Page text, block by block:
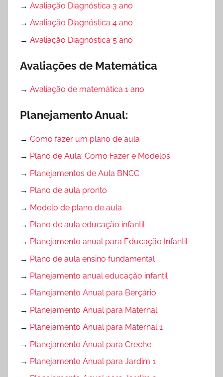
→ Avaliação Diagnóstica 3 ano
→ Avaliação Diagnóstica 4 ano
→ Avaliação Diagnóstica 5 ano
Avaliações de Matemática
→ Avaliação de matemática 1 ano
Planejamento Anual:
→ Como fazer um plano de aula
→ Plano de Aula: Como Fazer e Modelos
→ Planejamentos de Aula BNCC
→ Plano de aula pronto
→ Modelo de plano de aula
→ Plano de aula educação infantil
→ Planejamento anual para Educação Infantil
→ Plano de aula ensino fundamental
→ Planejamento anual educação infantil
→ Planejamento Anual para Berçário
→ Planejamento Anual para Maternal
→ Planejamento Anual para Maternal 1
→ Planejamento Anual para Creche
→ Planejamento Anual para Jardim 1